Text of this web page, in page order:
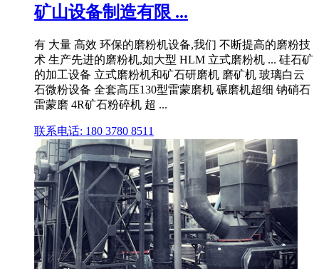
矿山设备制造有限 ...
有 大量 高效 环保的磨粉机设备,我们 不断提高的磨粉技
术 生产先进的磨粉机,如大型 HLM 立式磨粉机 ... 硅石矿
的加工设备 立式磨粉机和矿石研磨机 磨矿机 玻璃白云
石微粉设备 全套高压130型雷蒙磨机 碾磨机超细 钠硝石
雷蒙磨 4R矿石粉碎机 超 ...
联系电话: 180 3780 8511